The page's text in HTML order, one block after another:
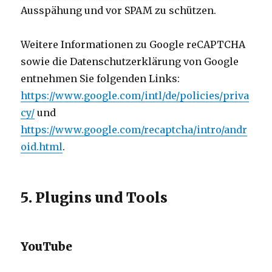
Ausspähung und vor SPAM zu schützen.
Weitere Informationen zu Google reCAPTCHA
sowie die Datenschutzerklärung von Google
entnehmen Sie folgenden Links:
https://www.google.com/intl/de/policies/priva
cy/ und
https://www.google.com/recaptcha/intro/andr
oid.html.
5. Plugins und Tools
YouTube